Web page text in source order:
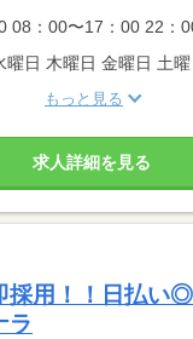
08：00〜17：00 22：
曜日 木曜日 金曜日 土
もっと見る
求人詳細を見る
用！！日払い
ラ